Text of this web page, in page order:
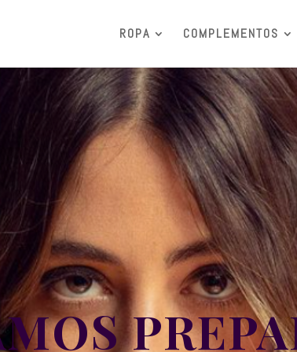
ROPA COMPLEMENTOS